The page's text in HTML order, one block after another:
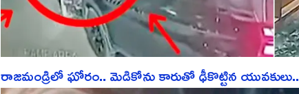
రాజమండ్రిలో ఘోరం.. మెడికోను కారుతో ఢీకొట్టిన యువకులు..